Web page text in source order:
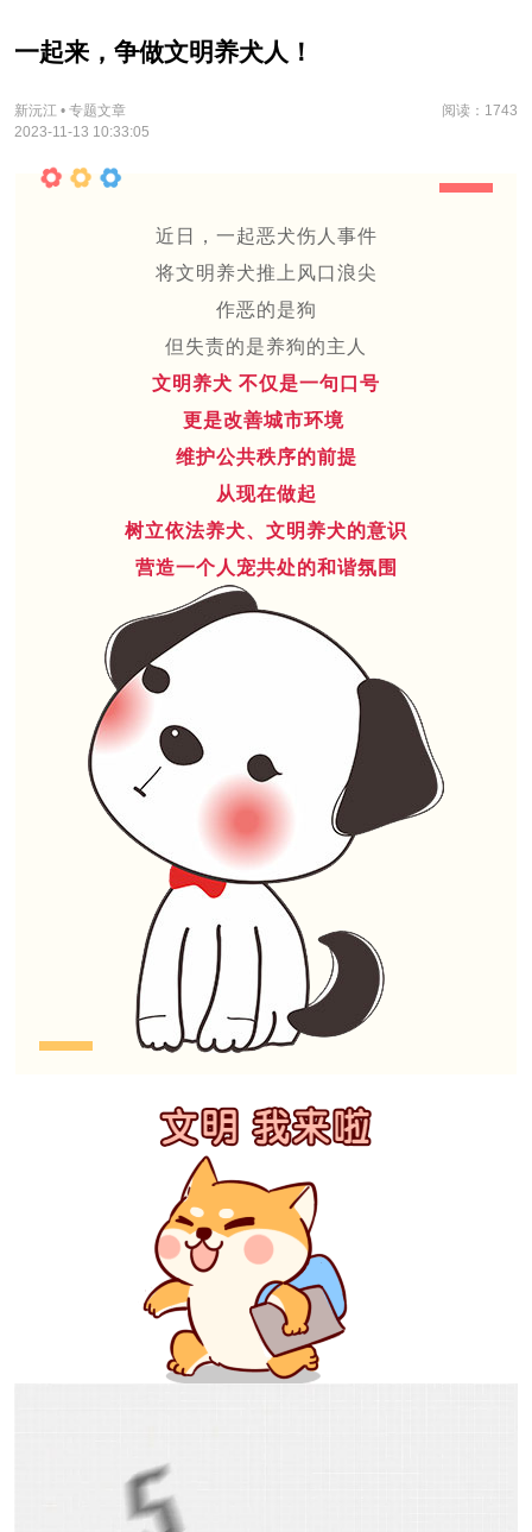
一起来，争做文明养犬人！
新沅江 • 专题文章
阅读：1743
2023-11-13 10:33:05
近日，一起恶犬伤人事件
将文明养犬推上风口浪尖
作恶的是狗
但失责的是养狗的主人
文明养犬 不仅是一句口号
更是改善城市环境
维护公共秩序的前提
从现在做起
树立依法养犬、文明养犬的意识
营造一个人宠共处的和谐氛围